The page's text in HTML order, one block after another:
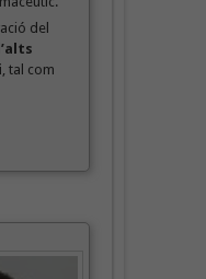
del
, tal com